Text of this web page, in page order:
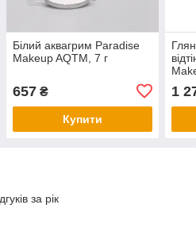
Білий аквагрим Paradise
Makeup AQTM, 7 г
657₴
Купити
1
за рік